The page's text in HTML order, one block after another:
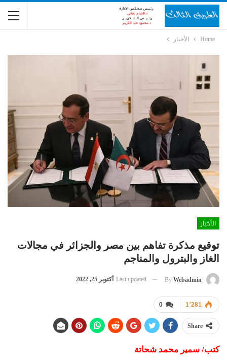
Home الأخبار
الأخبار
توقيع مذكرة تفاهم بين مصر والجزائر في مجالات
الغاز والبترول والمناجم
By Webadmin
Last updated أكتوبر 25, 2022
0 1٬281
Share
كتب/ سمير محمد شحاتة